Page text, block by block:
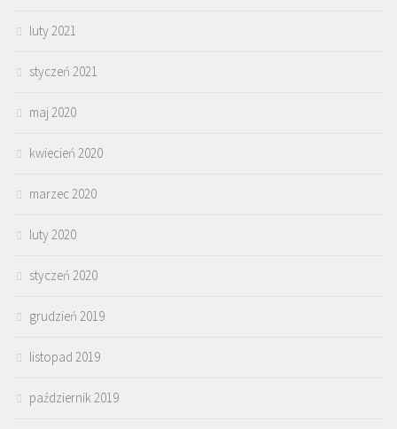
luty 2021
styczeń 2021
maj 2020
kwiecień 2020
marzec 2020
luty 2020
styczeń 2020
grudzień 2019
listopad 2019
październik 2019